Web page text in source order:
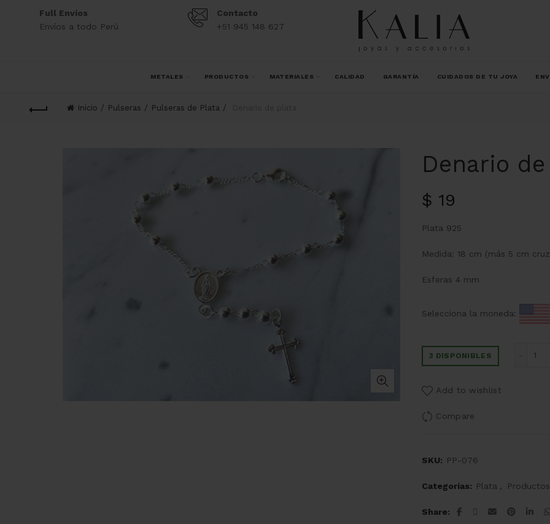
Full Envíos
Envíos a todo Perú
Contacto
+51 945 148 627
METALES PRODUCTOS MATERIALES CALIDAD GARANTÍA CUIDADOS DE TU JOYA
Inicio Pulseras Pulseras de Plata
Denario
$ 19
Plata 925
Medida: 18 cm (más 5 cm
Esferas 4 mm
Selecciona la moneda:
3 DISPONIBLES
Add to wishlist
Compare
SKU: PP-076
Categorías: Plata Productos
Share